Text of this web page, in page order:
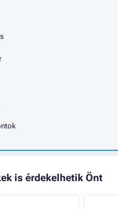
is érdekelhetik Önt